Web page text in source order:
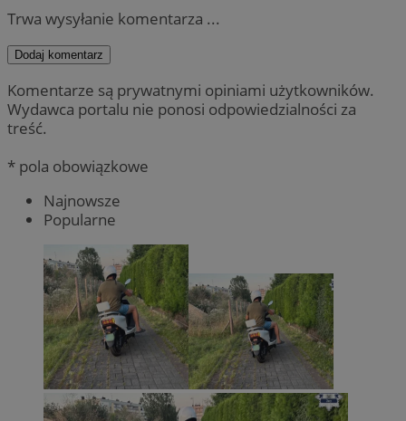
Trwa wysyłanie komentarza ...
Dodaj komentarz
Komentarze są prywatnymi opiniami użytkowników.
Wydawca portalu nie ponosi odpowiedzialności za
treść.
* pola obowiązkowe
Najnowsze
Popularne